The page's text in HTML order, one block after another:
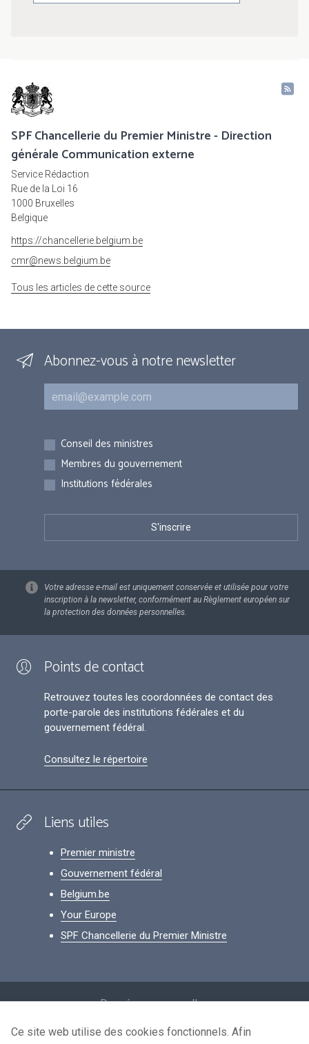
SPF Chancellerie du Premier Ministre - Direction
générale Communication externe
Service Rédaction
Rue de la Loi 16
1000 Bruxelles
Belgique
https://chancellerie.belgium.be
cmr@news.belgium.be
Tous les articles de cette source
Abonnez-vous à notre newsletter
Courriel
Inscriptions
Conseil des ministres
Membres du gouvernement
Institutions fédérales
Votre adresse e-mail est uniquement conservée et utilisée pour votre
inscription à la newsletter, conformément au Règlement européen sur
la protection des données personnelles.
Points de contact
Retrouvez toutes les coordonnées de contact des
porte-parole des institutions fédérales et du
gouvernement fédéral.
Consultez le répertoire
Liens utiles
Premier ministre
Gouvernement fédéral
Belgium.be
Your Europe
SPF Chancellerie du Premier Ministre
Données personnelles
Conditions de réutilisation
Ce site web utilise des cookies fonctionnels. Afin